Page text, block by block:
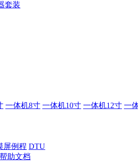
套装
一体机8寸 一体机10寸 一体机12寸 一
屏例程 DTU
助文档